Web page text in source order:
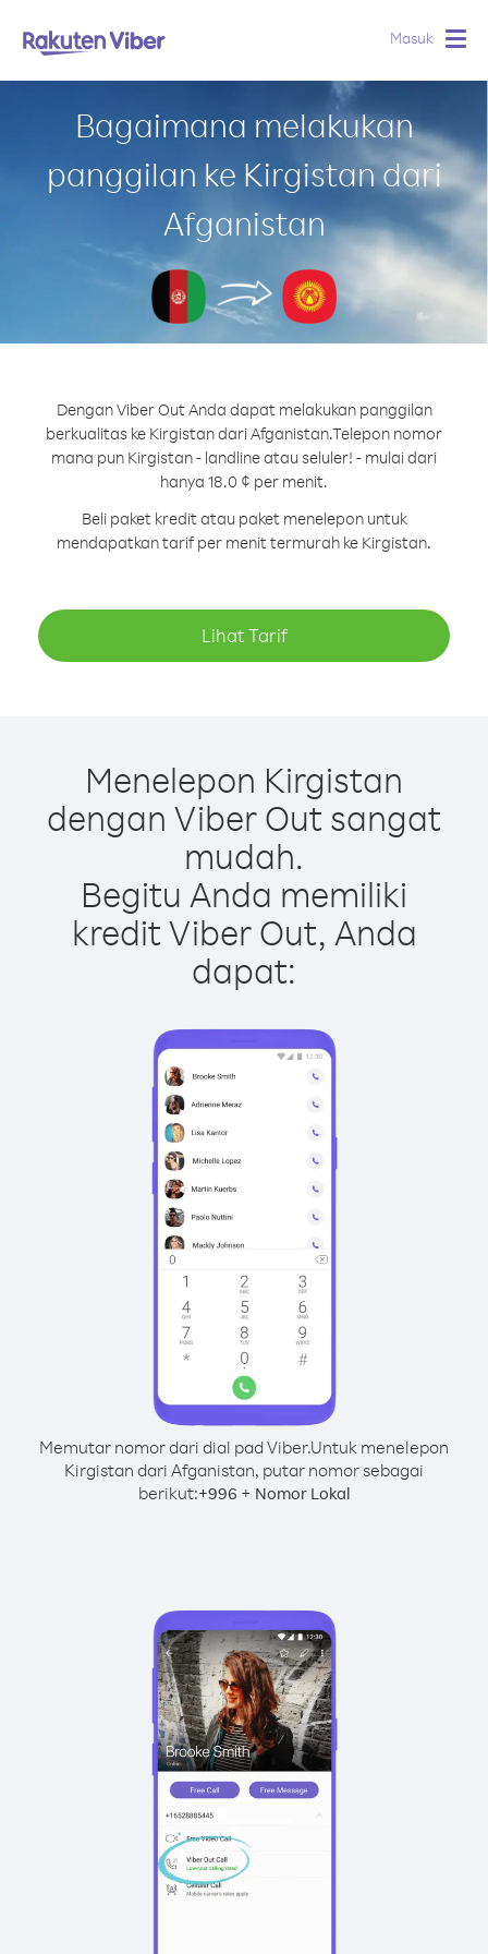
Masuk
Bagaimana melakukan
panggilan ke Kirgistan dari
Afganistan
Dengan Viber Out Anda dapat melakukan panggilan
berkualitas ke Kirgistan dari Afganistan.Telepon nomor
mana pun Kirgistan - landline atau seluler! - mulai dari
hanya 18.0 ¢ per menit.
Beli paket kredit atau paket menelepon untuk
mendapatkan tarif per menit termurah ke Kirgistan.
Lihat Tarif
Menelepon Kirgistan
dengan Viber Out sangat
mudah.
Begitu Anda memiliki
kredit Viber Out, Anda
dapat:
Memutar nomor dari dial pad Viber.Untuk menelepon
Kirgistan dari Afganistan, putar nomor sebagai
berikut:+996 + Nomor Lokal